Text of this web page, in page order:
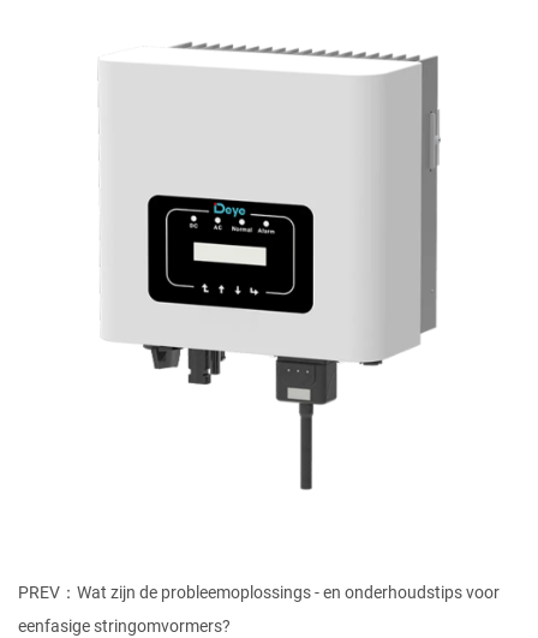
PREV：Wat zijn de probleemoplossings - en onderhoudstips voor
eenfasige stringomvormers?